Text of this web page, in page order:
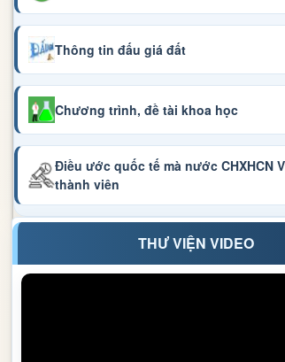
Thông tin đấu giá đất
Chương trình, đề tài khoa học
Điều ước quốc tế mà nước CHXHCN
thành viên
THƯ VIỆN VIDEO